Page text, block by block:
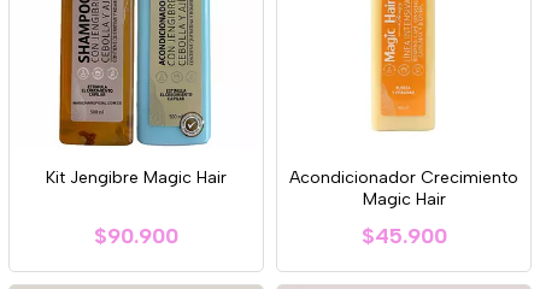
Kit Jengibre Magic Hair
$90.900
Acondicionador Crecimiento
Magic Hair
$45.900